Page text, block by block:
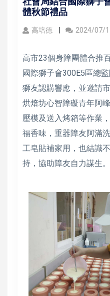
體秋節禮品
高培德 2024/07/
高市23個身障團體合推
國際獅子會300E5區總
獅友認購響應，並邀請市
烘焙坊心智障礙青年阿
壓模及送入烤箱等作業
福香味，重器障友阿滿
工皂貼補家用，也結識
持，協助障友自力謀生。